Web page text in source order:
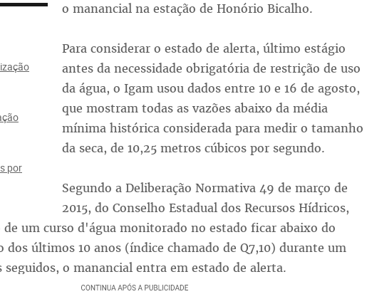
por
o manancial na estação de Honório Bicalho.
Para considerar o estado de alerta, último estágio
antes da necessidade obrigatória de restrição de uso
da água, o Igam usou dados entre 10 e 16 de agosto,
que mostram todas as vazões abaixo da média
mínima histórica considerada para medir o tamanho
da seca, de 10,25 metros cúbicos por segundo.
Segundo a Deliberação Normativa 49 de março de
2015, do Conselho Estadual dos Recursos Hídricos,
de um curso d'água monitorado no estado ficar abaixo do
últimos 10 anos (índice chamado de Q7,10) durante um
seguidos, o manancial entra em estado de alerta.